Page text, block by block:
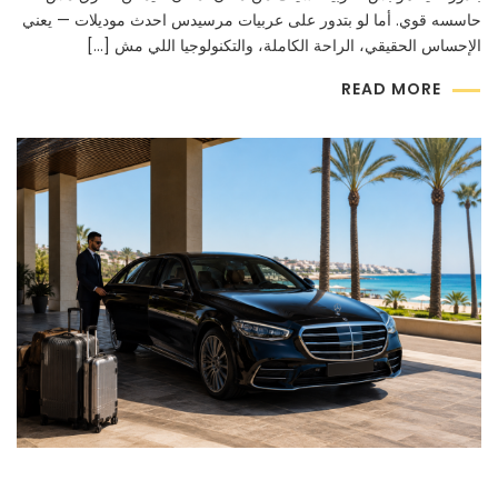
حاسسه قوي. أما لو بتدور على عربيات مرسيدس احدث موديلات — يعني
الإحساس الحقيقي، الراحة الكاملة، والتكنولوجيا اللي مش […]
READ MORE